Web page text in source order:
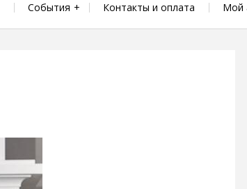
События Контакты и оплата Мой